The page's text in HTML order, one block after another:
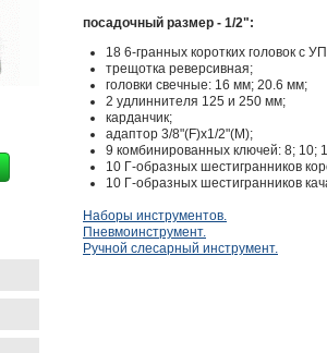
посадочный размер - 1/2":
18 6-гранных коротких головок с
трещотка реверсивная;
головки свечные: 16 мм; 20.6 мм;
2 удлиннителя 125 и 250 мм;
карданчик;
адаптор 3/8"(F)x1/2"(M);
9 комбинированных ключей: 8; 10;
10 Г-образных шестигранников
10 Г-образных шестигранников
Наборы инструментов.
Пневмоинструмент.
Ручной слесарный инструмент.